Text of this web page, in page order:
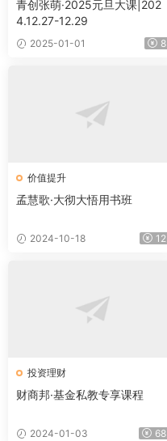
青创张萌·2025元旦大课|202
4.12.27-12.29
2025-01-01 8
价值提升
孟慧歌·大彻大悟用书班
2024-10-18 12
投资理财
财商邦·基金私教专享课程
2024-01-03 68